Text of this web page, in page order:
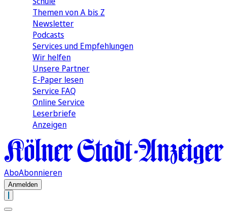
Themen von A bis Z
Newsletter
Podcasts
Services und Empfehlungen
Wir helfen
Unsere Partner
E-Paper lesen
Service FAQ
Online Service
Leserbriefe
Anzeigen
AboAbonnieren
Anmelden